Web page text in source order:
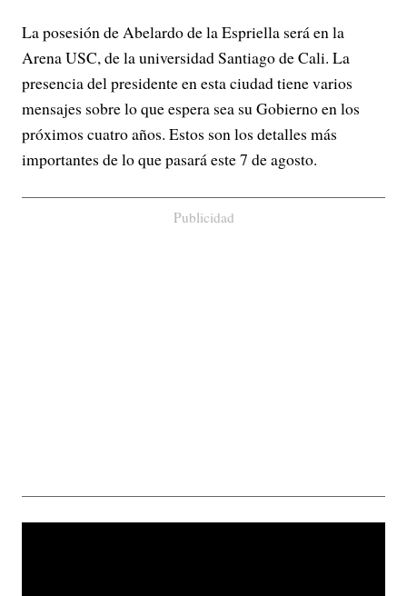
La posesión de Abelardo de la Espriella será en la
Arena USC, de la universidad Santiago de Cali. La
presencia del presidente en esta ciudad tiene varios
mensajes sobre lo que espera sea su Gobierno en los
próximos cuatro años. Estos son los detalles más
importantes de lo que pasará este 7 de agosto.
Publicidad